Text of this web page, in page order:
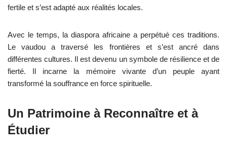
fertile et s’est adapté aux réalités locales.
Avec le temps, la diaspora africaine a perpétué ces traditions.
Le vaudou a traversé les frontières et s’est ancré dans
différentes cultures. Il est devenu un symbole de résilience et de
fierté. Il incarne la mémoire vivante d’un peuple ayant
transformé la souffrance en force spirituelle.
Un Patrimoine à Reconnaître et à
Étudier